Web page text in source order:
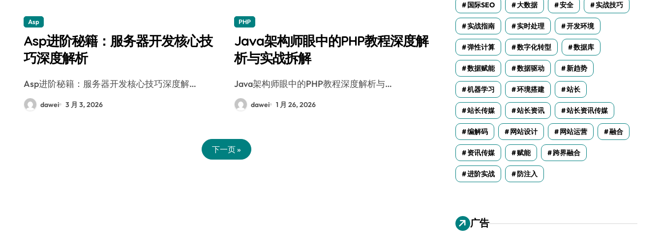
Asp
Asp进阶秘籍：服务器开发核心技
巧深度解析
Asp进阶秘籍：服务器开发核心技巧深度解…
dawei 3 月 3, 2026
PHP
Java架构师眼中的PHP教程深度解
析与实战拆解
Java架构师眼中的PHP教程深度解析与…
dawei 1 月 26, 2026
下一页 »
国际SEO 大数据 安全 实战技巧
实战指南 实时处理 开发环境
弹性计算 数字化转型 数据库
数据赋能 数据驱动 新趋势
机器学习 环境搭建 站长
站长传媒 站长资讯 站长资讯传媒
编解码 网站设计 网站运营 融合
资讯传媒 赋能 跨界融合
进阶实战 防注入
广告